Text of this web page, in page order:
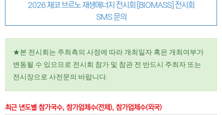
2026 체코 브르노 재생에너지 전시회 [BIOMASS] 전시회
SMS 문의
★본 전시회는 주최측의 사정에 따라 개최일자 혹은 개최여부가
변동될 수 있으므로 전시회 참가 및 참관 전 반드시 주최자 또는
전시장으로 사전문의 바랍니다.
최근 년도별 참가국수, 참가업체수(전체), 참가업체수(외국)